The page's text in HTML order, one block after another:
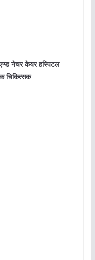
एण्ड नेचर केयर हस्पिटल
चिकित्सक